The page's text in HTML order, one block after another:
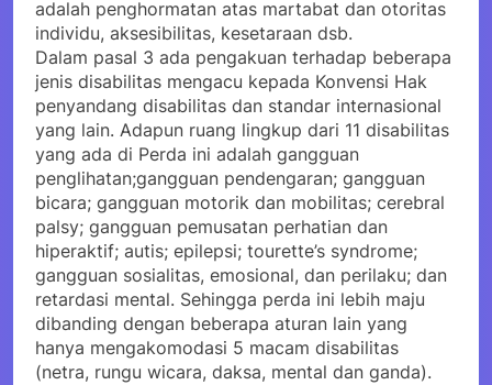
adalah penghormatan atas martabat dan otoritas
individu, aksesibilitas, kesetaraan dsb.
Dalam pasal 3 ada pengakuan terhadap beberapa
jenis disabilitas mengacu kepada Konvensi Hak
penyandang disabilitas dan standar internasional
yang lain. Adapun ruang lingkup dari 11 disabilitas
yang ada di Perda ini adalah gangguan
penglihatan;gangguan pendengaran; gangguan
bicara; gangguan motorik dan mobilitas; cerebral
palsy; gangguan pemusatan perhatian dan
hiperaktif; autis; epilepsi; tourette’s syndrome;
gangguan sosialitas, emosional, dan perilaku; dan
retardasi mental. Sehingga perda ini lebih maju
dibanding dengan beberapa aturan lain yang
hanya mengakomodasi 5 macam disabilitas
(netra, rungu wicara, daksa, mental dan ganda).